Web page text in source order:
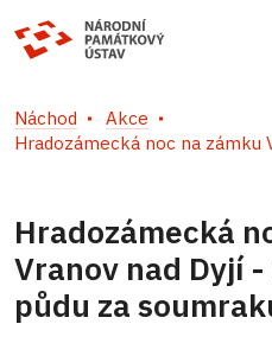
Náchod
Akce
Hradozámecká noc na zámku
Hradozámecká
Vranov nad Dyjí
půdu za